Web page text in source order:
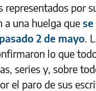
representados por
a una huelga que se
2 de mayo.
lo que
series y, sobre
el paro de sus